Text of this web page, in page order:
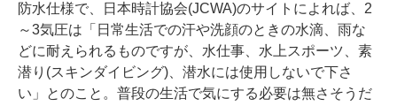
防水仕様で、日本時計協会(JCWA)のサイトによれば、2
～3気圧は「日常生活での汗や洗顔のときの水滴、雨な
どに耐えられるものですが、水仕事、水上スポーツ、素
潜り(スキンダイビング)、潜水には使用しないで下さ
い」とのこと。普段の生活で気にする必要は無さそうだ